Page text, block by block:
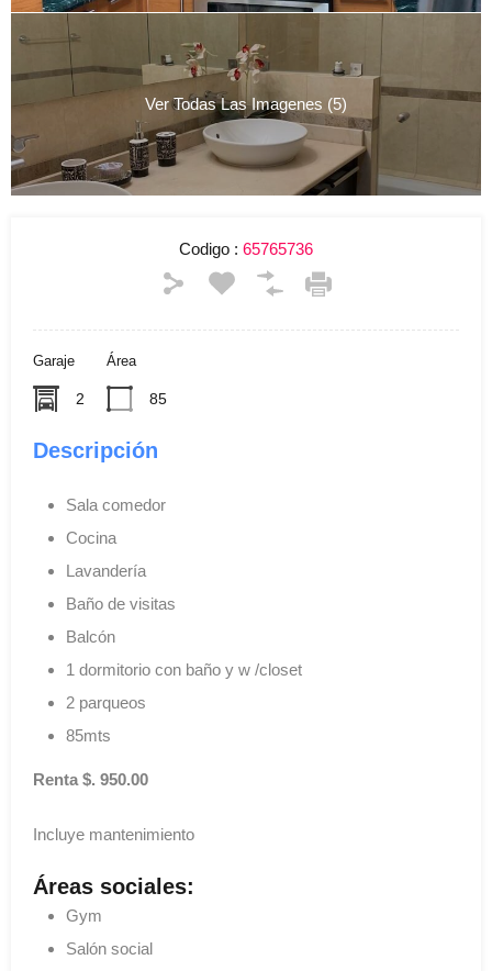
Ver Todas Las Imagenes (5)
Codigo : 65765736
Garaje
2
Área
85
Descripción
Sala comedor
Cocina
Lavandería
Baño de visitas
Balcón
1 dormitorio con baño y w /closet
2 parqueos
85mts
Renta $. 950.00
Incluye mantenimiento
Áreas sociales:
Gym
Salón social